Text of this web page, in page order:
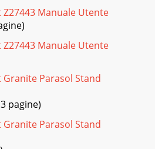
Manuale Utente
Manuale Utente
Parasol Stand
pagine)
Parasol Stand